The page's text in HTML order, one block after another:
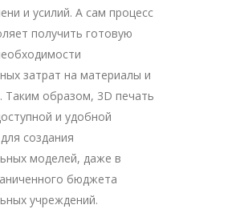
и усилий. А сам процесс
получить готовую
затрат на материалы и
Таким образом, 3D печать
и удобной
создания
моделей, даже в
бюджета
учреждений.